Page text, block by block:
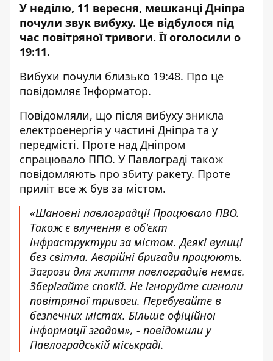
У неділю, 11 вересня, мешканці Дніпра
почули звук вибуху. Це відбулося під
час повітряної тривоги. Її оголосили о
19:11.
Вибухи почули близько 19:48. Про це
повідомляє Інформатор.
Повідомляли, що після вибуху зникла
електроенергія у частині Дніпра та у
передмісті. Проте над Дніпром
спрацювало ППО. У Павлограді також
повідомляють про збиту ракету. Проте
приліт все ж був за містом.
«Шановні павлоградці! Працювало ПВО.
Також є влучення в об'єкт
інфраструктури за містом. Деякі вулиці
без світла. Аварійні бригади працюють.
Загрози для життя павлоградців немає.
Зберігайте спокій. Не ігноруйте сигнали
повітряної тривоги. Перебувайте в
безпечних містах. Більше офіційної
інформації згодом», - повідомили у
Павлоградській міськраді.